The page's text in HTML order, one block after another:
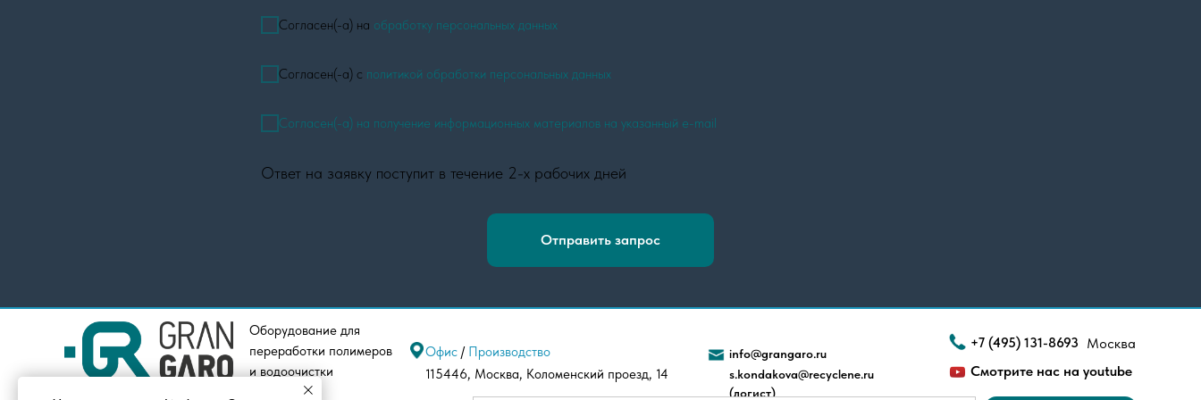
Согласен(-а) на обработку персональных данных
Согласен(-а) с политикой обработки персональных данных
Согласен(-а) на получение информационных материалов на указанный e-mail
Ответ на заявку поступит в течение 2-х рабочих дней
Отправить запрос
info@grangaro.ru
s.kondakova@recyclene.ru
(логист)
+7 (495) 131-8693
Москва
Смотрите нас на youtube
115446, Москва, Коломенский проезд, 14
Офис / Производство
Оборудование для
переработки полимеров
и водоочистки